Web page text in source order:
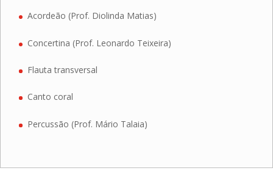
Acordeão (Prof. Diolinda Matias)
Concertina (Prof. Leonardo Teixeira)
Flauta transversal
Canto coral
Percussão (Prof. Mário Talaia)